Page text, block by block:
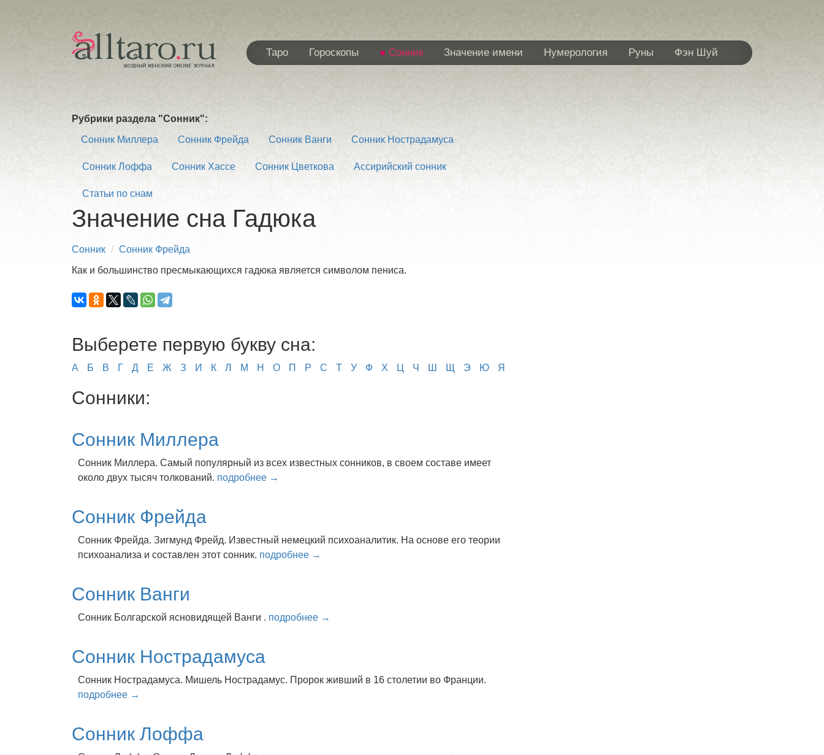
Таро Гороскопы Сонник Значение имени Нумерология Руны Фэн Шуй
Рубрики раздела "Сонник":
Сонник Миллера
Сонник Фрейда Сонник Ванги Сонник Нострадамуса
Сонник Лоффа Сонник Хассе Сонник Цветкова Ассирийский сонник
Статьи по снам
Значение сна Гадюка
Сонник
Сонник Фрейда
Как и большинство пресмыкающихся гадюка является символом пениса.
Выберете первую букву сна:
А Б В Г Д Е Ж З И К Л М Н О П Р С Т У Ф Х Ц Ч Ш Щ Э Ю Я
Сонники:
Сонник Миллера
Сонник Миллера. Самый популярный из всех известных сонников, в своем составе имеет
около двух тысяч толкований. подробнее →
Сонник Фрейда
Сонник Фрейда. Зигмунд Фрейд. Известный немецкий психоаналитик. На основе его теории
психоанализа и составлен этот сонник. подробнее →
Сонник Ванги
Сонник Болгарской ясновидящей Ванги . подробнее →
Сонник Нострадамуса
Сонник Нострадамуса. Мишель Нострадамус. Пророк живший в 16 столетии во Франции.
подробнее →
Сонник Лоффа